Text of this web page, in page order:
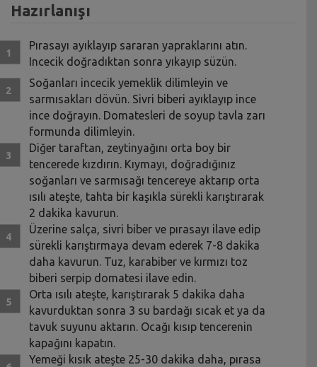
Hazırlanışı
Pırasayı ayıklayıp sararan yapraklarını atın.
Incecik doğradıktan sonra yıkayıp süzün.
Soğanları incecik yemeklik dilimleyin ve
sarmısakları dövün. Sivri biberi ayıklayıp ince
ince doğrayın. Domatesleri de soyup tavla zarı
formunda dilimleyin.
Diğer taraftan, zeytinyağını orta boy bir
tencerede kızdırın. Kıymayı, doğradığınız
soğanları ve sarmısağı tencereye aktarıp orta
ısılı ateşte, tahta bir kaşıkla sürekli karıştırarak
2 dakika kavurun.
Üzerine salça, sivri biber ve pırasayı ilave edip
sürekli karıştırmaya devam ederek 7-8 dakika
daha kavurun. Tuz, karabiber ve kırmızı toz
biberi serpip domatesi ilave edin.
Orta ısılı ateşte, karıştırarak 5 dakika daha
kavurduktan sonra 3 su bardağı sıcak et ya da
tavuk suyunu aktarın. Ocağı kısıp tencerenin
kapağını kapatın.
Yemeği kısık ateşte 25-30 dakika daha, pırasa